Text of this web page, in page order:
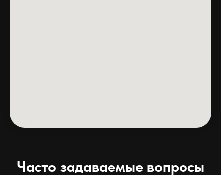
Часто задаваемые вопросы